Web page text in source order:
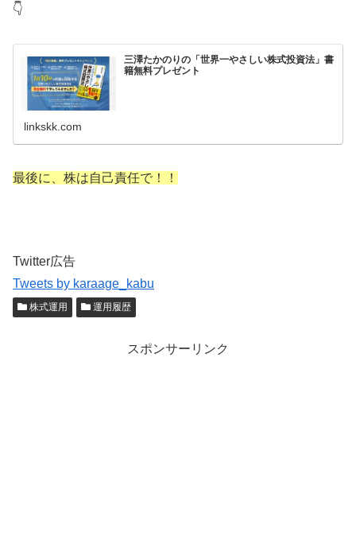
👇
三澤たかのりの「世界一やさしい株式投資法」書
籍無料プレゼント
linkskk.com
最後に、株は自己責任で！！
Twitter広告
Tweets by karaage_kabu
株式運用 運用履歴
スポンサーリンク